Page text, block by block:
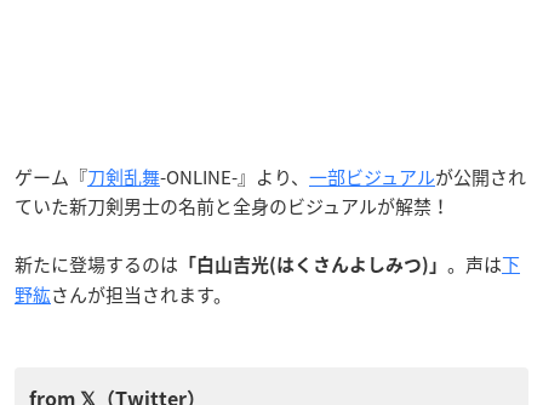
ゲーム『刀剣乱舞-ONLINE-』より、 一部ビジュアルが公開され
ていた新刀剣男士の名前と全身のビジュアルが解禁！
新たに登場するのは 「白山吉光(はくさんよしみつ)」 。声は下
野紘さんが担当されます。